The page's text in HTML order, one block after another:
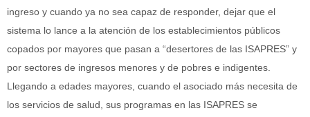
ingreso y cuando ya no sea capaz de responder, dejar que el
sistema lo lance a la atención de los establecimientos públicos
copados por mayores que pasan a “desertores de las ISAPRES” y
por sectores de ingresos menores y de pobres e indigentes.
Llegando a edades mayores, cuando el asociado más necesita de
los servicios de salud, sus programas en las ISAPRES se